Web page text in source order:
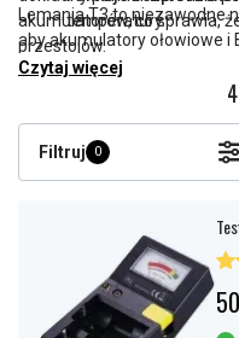
akumulatorów, co sprawia,
przestojów.
temperatury.
Lemania T3 to niezawodne
aby akumulatory ołowiowe i
idealnym stanie.
Czytaj więcej
Filtruj 0